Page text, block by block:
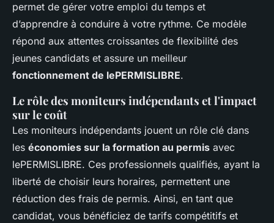
permet de gérer votre emploi du temps et
d’apprendre à conduire à votre rythme. Ce modèle
répond aux attentes croissantes de flexibilité des
jeunes candidats et assure un meilleur
fonctionnement de lePERMISLIBRE.
Le rôle des moniteurs indépendants et l'impact
sur le coût
Les moniteurs indépendants jouent un rôle clé dans
les économies sur la formation au permis avec
lePERMISLIBRE. Ces professionnels qualifiés, ayant la
liberté de choisir leurs horaires, permettent une
réduction des frais de permis. Ainsi, en tant que
candidat, vous bénéficiez de tarifs compétitifs et